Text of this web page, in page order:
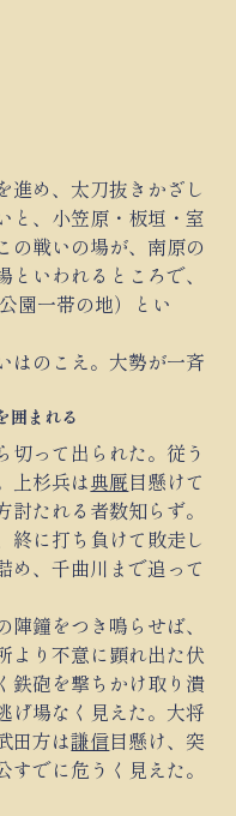
進め、太刀抜きかざし
と、小笠原・板垣・室
の戦いの場が、南原の
いわれるところで、
園一帯の地）とい
のこえ。大勢が一斉
囲まれる
切って出られた。従う
上杉兵は典厩目懸けて
たれる者数知らず。
終に打ち負けて敗走し
め、千曲川まで追って
鐘をつき鳴らせば、
より不意に顕れ出た伏
鉄砲を撃ちかけ取り潰
げ場なく見えた。大将
田方は謙信目懸け、突
すでに危うく見えた。